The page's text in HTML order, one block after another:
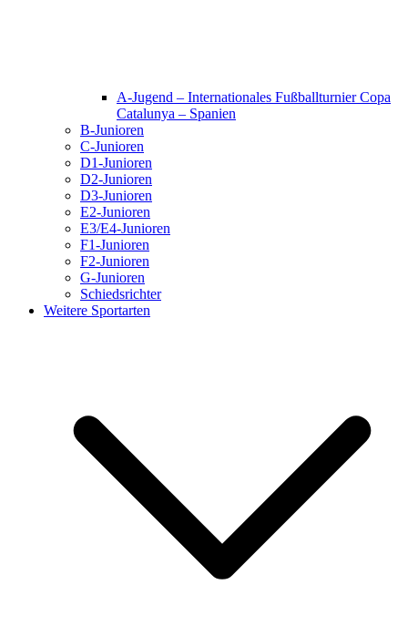
A-Jugend – Internationales Fußballturnier Copa
Catalunya – Spanien
B-Junioren
C-Junioren
D1-Junioren
D2-Junioren
D3-Junioren
E2-Junioren
E3/E4-Junioren
F1-Junioren
F2-Junioren
G-Junioren
Schiedsrichter
Weitere Sportarten